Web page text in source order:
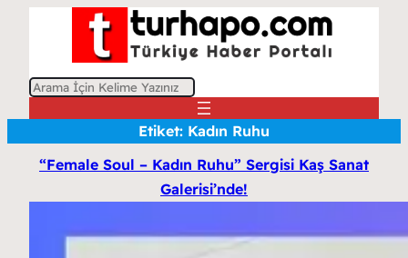
A
Etiket: Kadın Ruhu
“Female Soul – Kadın Ruhu” Sergisi Kaş Sanat
Galerisi’nde!